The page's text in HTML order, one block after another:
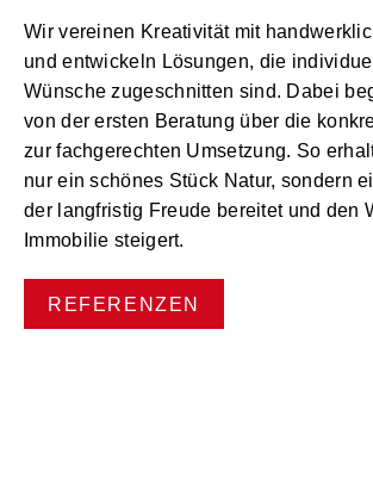
Wir vereinen Kreativität mit
und entwickeln Lösungen, die
Wünsche zugeschnitten sind. Dabei
von der ersten Beratung über die
zur fachgerechten Umsetzung. So
nur ein schönes Stück Natur, sondern
der langfristig Freude bereitet und den
Immobilie steigert.
REFERENZEN